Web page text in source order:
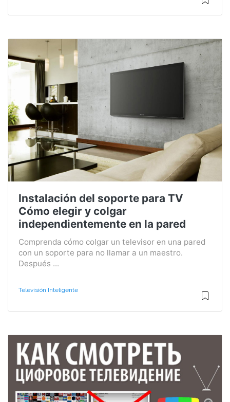
Instalación del soporte para TV
Cómo elegir y colgar
independientemente en la pared
Comprenda cómo colgar un televisor en una pared
con un soporte para no llamar a un maestro.
Después ...
Televisión Inteligente